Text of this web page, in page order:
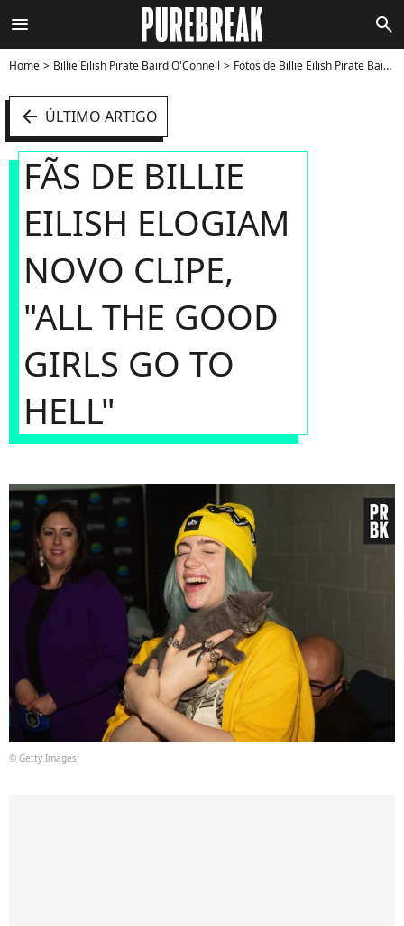
menu search
Home Billie Eilish Pirate Baird O'Connell Fotos de Billie Eilish Pirate Baird O'Connell
arrow_left ÚLTIMO ARTIGO
FÃS DE BILLIE
EILISH ELOGIAM
NOVO CLIPE,
"ALL THE GOOD
GIRLS GO TO
HELL"
© Getty Images